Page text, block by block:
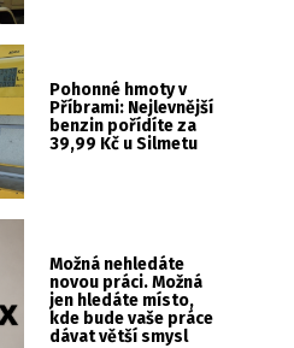
Pohonné hmoty v
Příbrami: Nejlevnější
benzin pořídíte za
39,99 Kč u Silmetu
Možná nehledáte
novou práci. Možná
jen hledáte místo,
kde bude vaše práce
dávat větší smysl